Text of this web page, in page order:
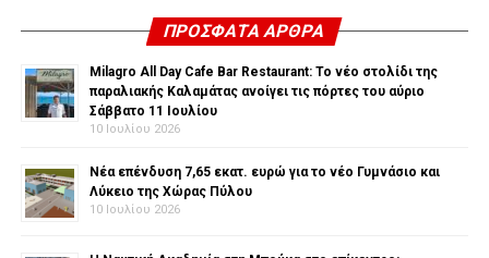
ΠΡΌΣΦΑΤΑ ΆΡΘΡΑ
Milagro All Day Cafe Bar Restaurant: Το νέο στολίδι της
παραλιακής Καλαμάτας ανοίγει τις πόρτες του αύριο
Σάββατο 11 Ιουλίου
10 Ιουλίου 2026
Νέα επένδυση 7,65 εκατ. ευρώ για το νέο Γυμνάσιο και
Λύκειο της Χώρας Πύλου
10 Ιουλίου 2026